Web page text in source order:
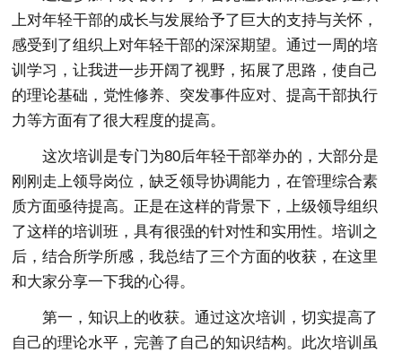
上对年轻干部的成长与发展给予了巨大的支持与关怀，
感受到了组织上对年轻干部的深深期望。通过一周的培
训学习，让我进一步开阔了视野，拓展了思路，使自己
的理论基础，党性修养、突发事件应对、提高干部执行
力等方面有了很大程度的提高。
这次培训是专门为80后年轻干部举办的，大部分是
刚刚走上领导岗位，缺乏领导协调能力，在管理综合素
质方面亟待提高。正是在这样的背景下，上级领导组织
了这样的培训班，具有很强的针对性和实用性。培训之
后，结合所学所感，我总结了三个方面的收获，在这里
和大家分享一下我的心得。
第一，知识上的收获。通过这次培训，切实提高了
自己的理论水平，完善了自己的知识结构。此次培训虽